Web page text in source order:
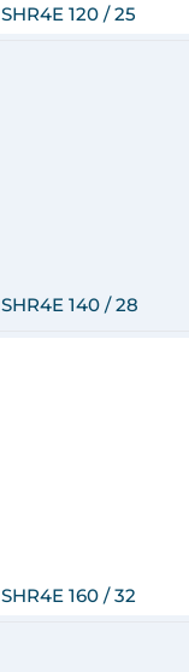
SHR4E 120 / 25
SHR4E 140 / 28
SHR4E 160 / 32